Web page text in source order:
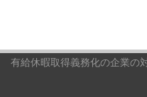
有給休暇取得義務化の企業の